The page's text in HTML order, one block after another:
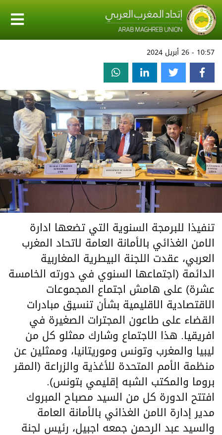
10:57 - 26 أبريل 2024
تنفيذا للبرمجة السنوية التي تضعها ادارة
الامن الغذائي بالأمانة العامة لاتحاد المغرب
العربي، عقدت اللجنة البيطرية المغاربية
الدائمة (اجتماعها السنوي في دورته الخامسة
عشرة) على هامش اجتماع المجموعات
الاقتصادية الاقليمية بشأن تنسيق مبادرات
القضاء على طاعون المجترات الصغيرة في
افريقيا. هذا الاجتماع وشارك ممثلو كل من
ليبيا والمغرب وتونس وموريتانيا، وممثلين عن
منظمة الأمم المتحدة للأغذية والزراعة (المقر
بروما والمكتب الشبه إقليمي بتونس).
افتتح الدورة كل من السيد مصباح المبروك
مدير إدارة الامن الغذائي بالأمانة العامة
والسيد عبد الرحمن جمعه اجبيل، رئيس لجنة